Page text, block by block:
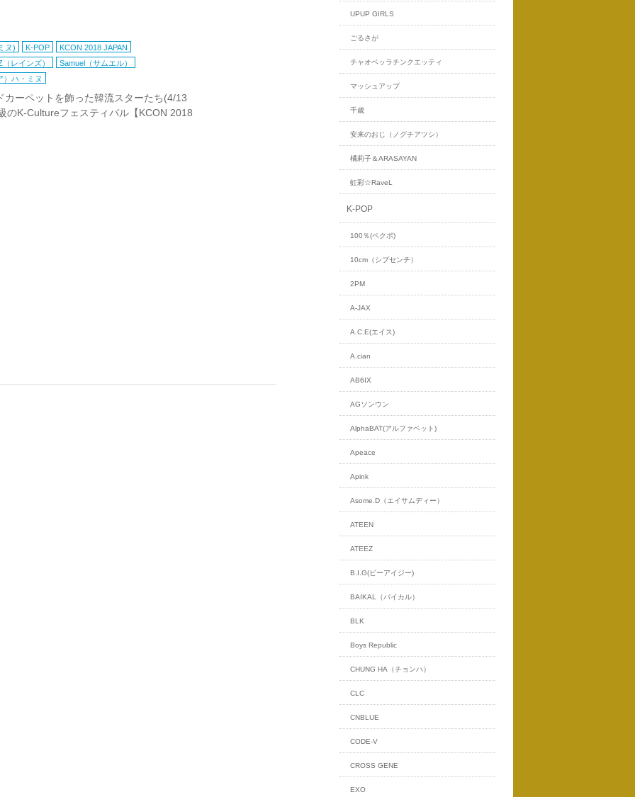
ヌ) K-POP
KCON 2018 JAPAN
レインズ）
Samuel（サムエル）
）ハ・ミヌ
カーペットを飾った韓流スターたち(4/13
のK-Cultureフェスティバル【KCON 2018
UPUP GIRLS
ごるさが
チャオベッラチンクエッティ
マッシュアップ
千歳
安来のおじ（ノグチアツシ）
橘莉子＆ARASAYAN
虹彩☆RaveL
K-POP
100％(ペクポ)
10cm（シプセンチ）
2PM
A-JAX
A.C.E(エイス)
A.cian
AB6IX
AGソンウン
AlphaBAT(アルファベット)
Apeace
Apink
Asome.D（エイサムディー）
ATEEN
ATEEZ
B.I.G(ビーアイジー)
BAIKAL（バイカル）
BLK
Boys Republic
CHUNG HA（チョンハ）
CLC
CNBLUE
CODE-V
CROSS GENE
EXO